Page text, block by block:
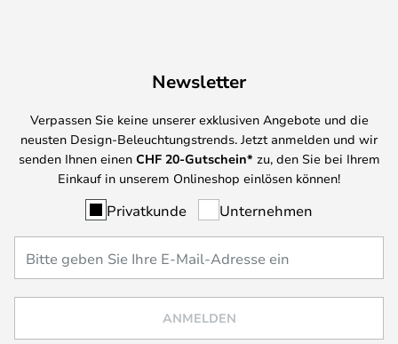
Newsletter
Verpassen Sie keine unserer exklusiven Angebote und die
neusten Design-Beleuchtungstrends. Jetzt anmelden und wir
senden Ihnen einen CHF 20-Gutschein* zu, den Sie bei Ihrem
Einkauf in unserem Onlineshop einlösen können!
Privatkunde Unternehmen
ANMELDEN